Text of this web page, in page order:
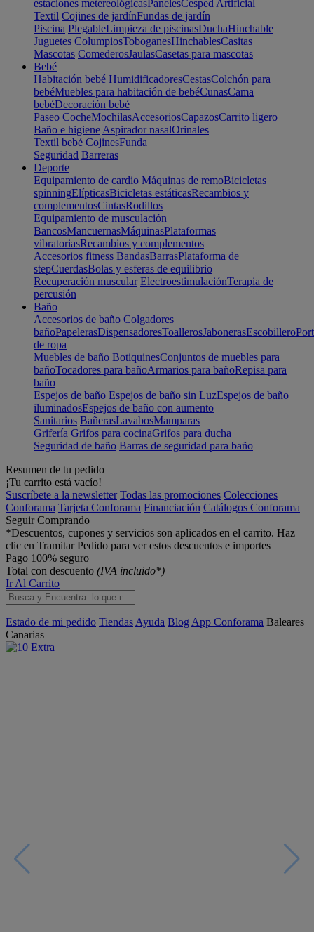
estaciones metereológicasPanelesCesped Artificial
Textil Cojines de jardínFundas de jardín
Piscina PlegableLimpieza de piscinasDuchaHinchable
Juguetes ColumpiosToboganesHinchablesCasitas
Mascotas ComederosJaulasCasetas para mascotas
Bebé
Habitación bebé HumidificadoresCestasColchón para
bebéMuebles para habitación de bebéCunasCama
bebéDecoración bebé
Paseo CocheMochilasAccesoriosCapazosCarrito ligero
Baño e higiene Aspirador nasalOrinales
Textil bebé CojinesFunda
Seguridad Barreras
Deporte
Equipamiento de cardio Máquinas de remoBicicletas
spinningElípticasBicicletas estáticasRecambios y
complementosCintasRodillos
Equipamiento de musculación
BancosMancuernasMáquinasPlataformas
vibratoriasRecambios y complementos
Accesorios fitness BandasBarrasPlataforma de
stepCuerdasBolas y esferas de equilibrio
Recuperación muscular ElectroestimulaciónTerapia de
percusión
Baño
Accesorios de baño Colgadores
bañoPapelerasDispensadoresToallerosJabonerasEscobillero
de ropa
Muebles de baño BotiquinesConjuntos de muebles para
bañoTocadores para bañoArmarios para bañoRepisa para
baño
Espejos de baño Espejos de baño sin LuzEspejos de baño
iluminadosEspejos de baño con aumento
Sanitarios BañerasLavabosMamparas
Grifería Grifos para cocinaGrifos para ducha
Seguridad de baño Barras de seguridad para baño
Resumen de tu pedido
¡Tu carrito está vacío!
Suscríbete a la newsletter Todas las promociones Colecciones
Conforama Tarjeta Conforama Financiación Catálogos Conforama
Seguir Comprando
*Descuentos, cupones y servicios son aplicados en el carrito. Haz
clic en Tramitar Pedido para ver estos descuentos e importes
Pago 100% seguro
Total con descuento (IVA incluido*)
Ir Al Carrito
Estado de mi pedido Tiendas Ayuda Blog App Conforama Baleares
Canarias